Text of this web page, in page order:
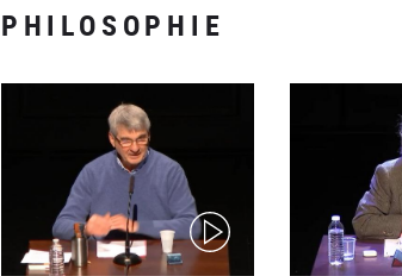
PHILOSOPHIE
(video)